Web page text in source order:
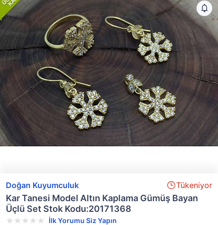
Doğan Kuyumculuk Tükeniyor
Kar Tanesi Model Altın Kaplama Gümüş Bayan
Üçlü Set Stok Kodu:20171368
İlk Yorumu Siz Yapın